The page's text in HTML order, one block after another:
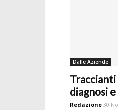
Dalle Aziende
diagnosi
Redazione 30